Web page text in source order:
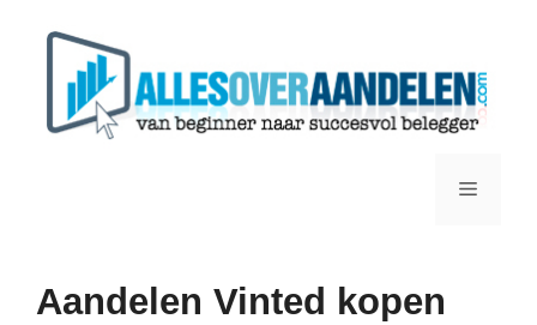
Menu
Aandelen Vinted kopen